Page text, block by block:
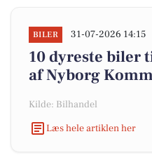
BILER 31-07-2026 14:15
10 dyreste biler
af Nyborg
Kilde: Bilhandel
Læs hele artiklen her